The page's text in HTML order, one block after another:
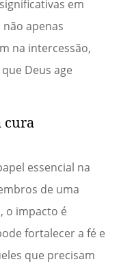
em
apenas
na intercessão,
Deus age
cura
essencial na
de uma
o impacto é
fortalecer a fé e
que precisam